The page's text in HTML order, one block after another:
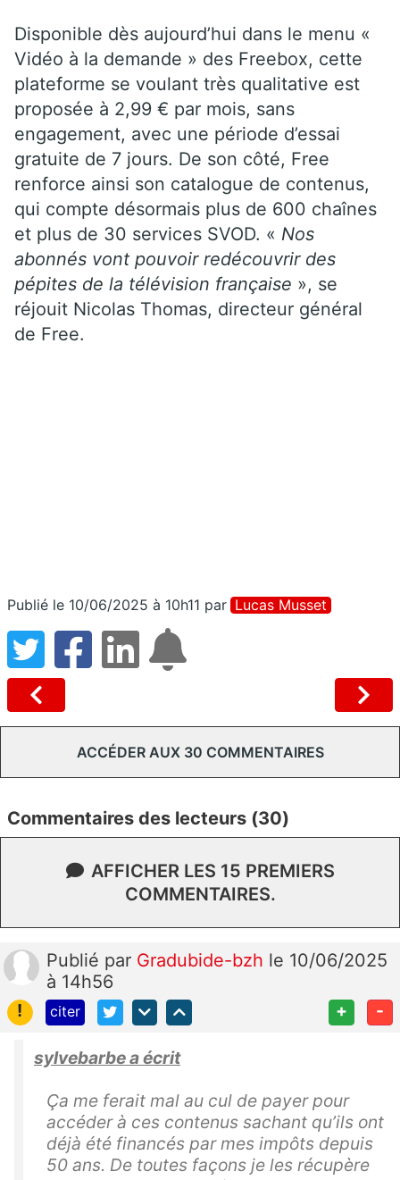
Disponible dès aujourd’hui dans le menu «
Vidéo à la demande » des Freebox, cette
plateforme se voulant très qualitative est
proposée à 2,99 € par mois, sans
engagement, avec une période d’essai
gratuite de 7 jours. De son côté, Free
renforce ainsi son catalogue de contenus,
qui compte désormais plus de 600 chaînes
et plus de 30 services SVOD. « Nos
abonnés vont pouvoir redécouvrir des
pépites de la télévision française », se
réjouit Nicolas Thomas, directeur général
de Free.
Publié le 10/06/2025 à 10h11 par Lucas Musset
ACCÉDER AUX 30 COMMENTAIRES
Commentaires des lecteurs (30)
AFFICHER LES 15 PREMIERS
COMMENTAIRES.
Publié par Gradubide-bzh le 10/06/2025
à 14h56
!
citer + -
sylvebarbe a écrit
Ça me ferait mal au cul de payer pour
accéder à ces contenus sachant qu’ils ont
déjà été financés par mes impôts depuis
50 ans. De toutes façons je les récupère